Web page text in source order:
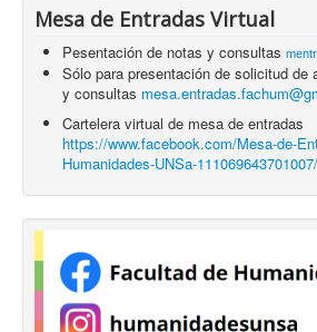
Mesa de Entradas Virtual
Pesentación de notas y consultas
Sólo para presentación de solicitud de
y consultas
Cartelera virtual de mesa de entradas
https://www.facebook.com/Mesa-de-
Humanidades-UNSa-111069643701007/